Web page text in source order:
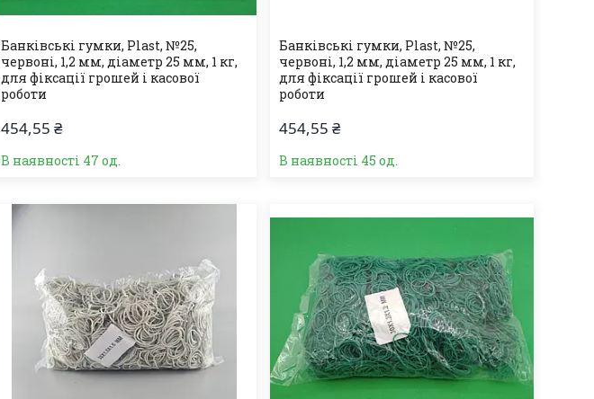
Банківські гумки, Plast, №25,
червоні, 1,2 мм, діаметр 25 мм, 1 кг,
для фіксації грошей і касової
роботи
454,55 ₴
В наявності 47 од.
Банківські гумки, Plast, №25,
червоні, 1,2 мм, діаметр 25 мм, 1 кг,
для фіксації грошей і касової
роботи
454,55 ₴
В наявності 45 од.